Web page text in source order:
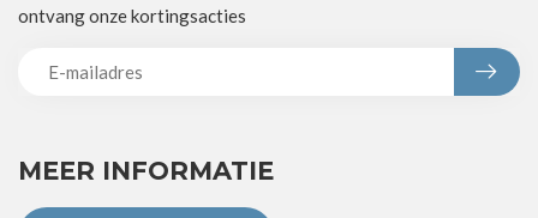
MEER INFORMATIE
ontvang onze kortingsacties